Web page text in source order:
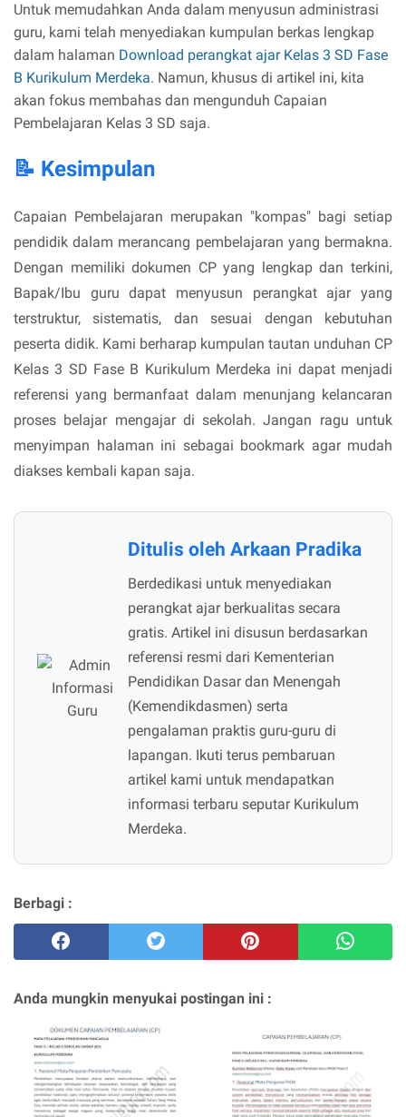
Untuk memudahkan Anda dalam menyusun administrasi
guru, kami telah menyediakan kumpulan berkas lengkap
dalam halaman Download perangkat ajar Kelas 3 SD Fase
B Kurikulum Merdeka. Namun, khusus di artikel ini, kita
akan fokus membahas dan mengunduh Capaian
Pembelajaran Kelas 3 SD saja.
📝 Kesimpulan
Capaian Pembelajaran merupakan "kompas" bagi setiap
pendidik dalam merancang pembelajaran yang bermakna.
Dengan memiliki dokumen CP yang lengkap dan terkini,
Bapak/Ibu guru dapat menyusun perangkat ajar yang
terstruktur, sistematis, dan sesuai dengan kebutuhan
peserta didik. Kami berharap kumpulan tautan unduhan CP
Kelas 3 SD Fase B Kurikulum Merdeka ini dapat menjadi
referensi yang bermanfaat dalam menunjang kelancaran
proses belajar mengajar di sekolah. Jangan ragu untuk
menyimpan halaman ini sebagai bookmark agar mudah
diakses kembali kapan saja.
Ditulis oleh Arkaan Pradika
Berdedikasi untuk menyediakan
perangkat ajar berkualitas secara
gratis. Artikel ini disusun berdasarkan
referensi resmi dari Kementerian
Pendidikan Dasar dan Menengah
(Kemendikdasmen) serta
pengalaman praktis guru-guru di
lapangan. Ikuti terus pembaruan
artikel kami untuk mendapatkan
informasi terbaru seputar Kurikulum
Merdeka.
Berbagi :
Anda mungkin menyukai postingan ini :